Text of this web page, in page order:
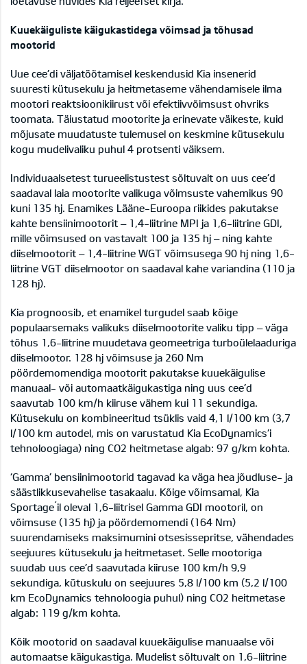
Kuuekäiguliste käigukastidega võimsad ja tõhusad
mootorid
Uue cee’di väljatöötamisel keskendusid Kia insenerid
suuresti kütusekulu ja heitmetaseme vähendamisele ilma
mootori reaktsioonikiirust või efektiivvõimsust ohvriks
toomata. Täiustatud mootorite ja erinevate väikeste, kuid
mõjusate muudatuste tulemusel on keskmine kütusekulu
kogu mudelivaliku puhul 4 protsenti väiksem.
Individuaalsetest turueelistustest sõltuvalt on uus cee’d
saadaval laia mootorite valikuga võimsuste vahemikus 90
kuni 135 hj. Enamikes Lääne-Euroopa riikides pakutakse
kahte bensiinimootorit – 1,4-liitrine MPI ja 1,6-liitrine GDI,
mille võimsused on vastavalt 100 ja 135 hj – ning kahte
diiselmootorit – 1,4-liitrine WGT võimsusega 90 hj ning 1,6-
liitrine VGT diiselmootor on saadaval kahe variandina (110 ja
128 hj).
Kia prognoosib, et enamikel turgudel saab kõige
populaarsemaks valikuks diiselmootorite valiku tipp – väga
tõhus 1,6-liitrine muudetava geomeetriga turboülelaaduriga
diiselmootor. 128 hj võimsuse ja 260 Nm
pöördemomendiga mootorit pakutakse kuuekäigulise
manuaal- või automaatkäigukastiga ning uus cee’d
saavutab 100 km/h kiiruse vähem kui 11 sekundiga.
Kütusekulu on kombineeritud tsüklis vaid 4,1 l/100 km (3,7
l/100 km autodel, mis on varustatud Kia EcoDynamics’i
tehnoloogiaga) ning CO2 heitmetase algab: 97 g/km kohta.
‘Gamma’ bensiinimootorid tagavad ka väga hea jõudluse- ja
säästlikkusevahelise tasakaalu. Kõige võimsamal, Kia
Sportage´il oleval 1,6-liitrisel Gamma GDI mootoril, on
võimsuse (135 hj) ja pöördemomendi (164 Nm)
suurendamiseks maksimumini otsesissepritse, vähendades
seejuures kütusekulu ja heitmetaset. Selle mootoriga
suudab uus cee’d saavutada kiiruse 100 km/h 9,9
sekundiga, kütuskulu on seejuures 5,8 l/100 km (5,2 l/100
km EcoDynamics tehnoloogia puhul) ning CO2 heitmetase
algab: 119 g/km kohta.
Kõik mootorid on saadaval kuuekäigulise manuaalse või
automaatse käigukastiga. Mudelist sõltuvalt on 1,6-liitrine